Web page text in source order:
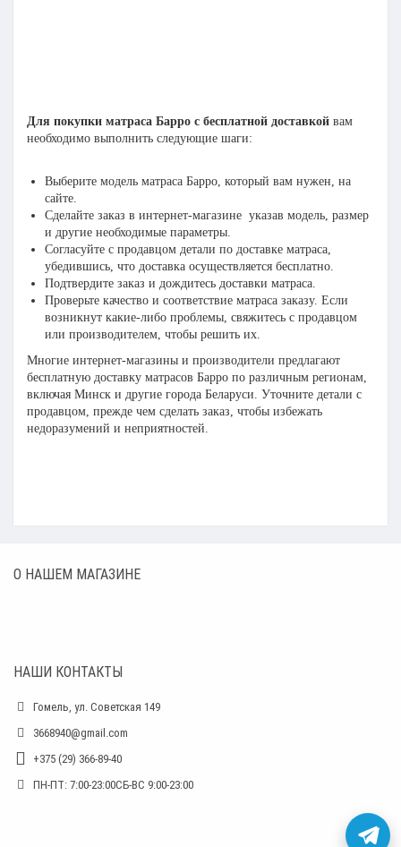
Для покупки матраса Барро с бесплатной доставкой вам
необходимо выполнить следующие шаги:
Выберите модель матраса Барро, который вам нужен, на
сайте.
Сделайте заказ в интернет-магазине указав модель, размер
и другие необходимые параметры.
Согласуйте с продавцом детали по доставке матраса,
убедившись, что доставка осуществляется бесплатно.
Подтвердите заказ и дождитесь доставки матраса.
Проверьте качество и соответствие матраса заказу. Если
возникнут какие-либо проблемы, свяжитесь с продавцом
или производителем, чтобы решить их.
Многие интернет-магазины и производители предлагают
бесплатную доставку матрасов Барро по различным регионам,
включая Минск и другие города Беларуси. Уточните детали с
продавцом, прежде чем сделать заказ, чтобы избежать
недоразумений и неприятностей.
О НАШЕМ МАГАЗИНЕ
НАШИ КОНТАКТЫ
Гомель, ул. Советская 149
3668940@gmail.com
+375 (29) 366-89-40
ПН-ПТ: 7:00-23:00СБ-ВС 9:00-23:00